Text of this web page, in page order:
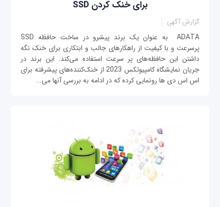
برای خنک کردن SSD
گزارش آگهی
ADATA به عنوان یک برند پیشرو در ساخت حافظه SSD
پرسرعت و با کیفیت از راهکارهای جالب و ابتکاری برای خنک نگه‌
داشتن این حافظه‌های پر سرعت استفاده می‌کند. این برند در
جریان نمایشگاه کامپیوتکس 2023 از خنک‌کننده‌های پیشرفته برای
اس اس دی ها رونمایی کرده که در ادامه به بررسی آنها می‌...